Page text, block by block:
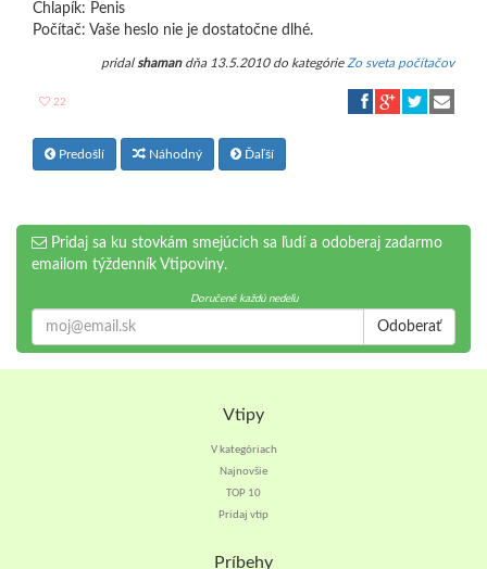
Chlapík: Penis
Počítač: Vaše heslo nie je dostatočne dlhé.
pridal shamandňa 13.5.2010 do kategórie Zo sveta počítačov
22
Predošlí Náhodný Ďaľší
Pridaj sa ku stovkám smejúcich sa ľudí a odoberaj zadarmo
emailom týždenník Vtipoviny.
Doručené každú nedeľu
Odoberať
Vtipy
V kategóriach
Najnovšie
TOP 10
Pridaj vtip
Príbehy